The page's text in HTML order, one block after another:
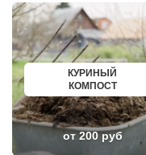
ДОРОХОВО
ДРЕЗНА
ДРУЖБА
ДУБКИ
ДУБНА
ДУБОВАЯ РОЩА
ЕГОРЬЕВСК
ЖЕЛЕЗНОДОРОЖНЫЙ
ЖИЛЕВО
ЖУКОВСКИЙ
ЗАГОРЯНСКИЙ
ЗАПРУДНЯ
КУРИНЫЙ
КОМПОСТ
от 200 руб